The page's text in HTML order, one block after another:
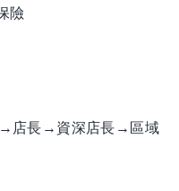
險
店長→資深店長→區域